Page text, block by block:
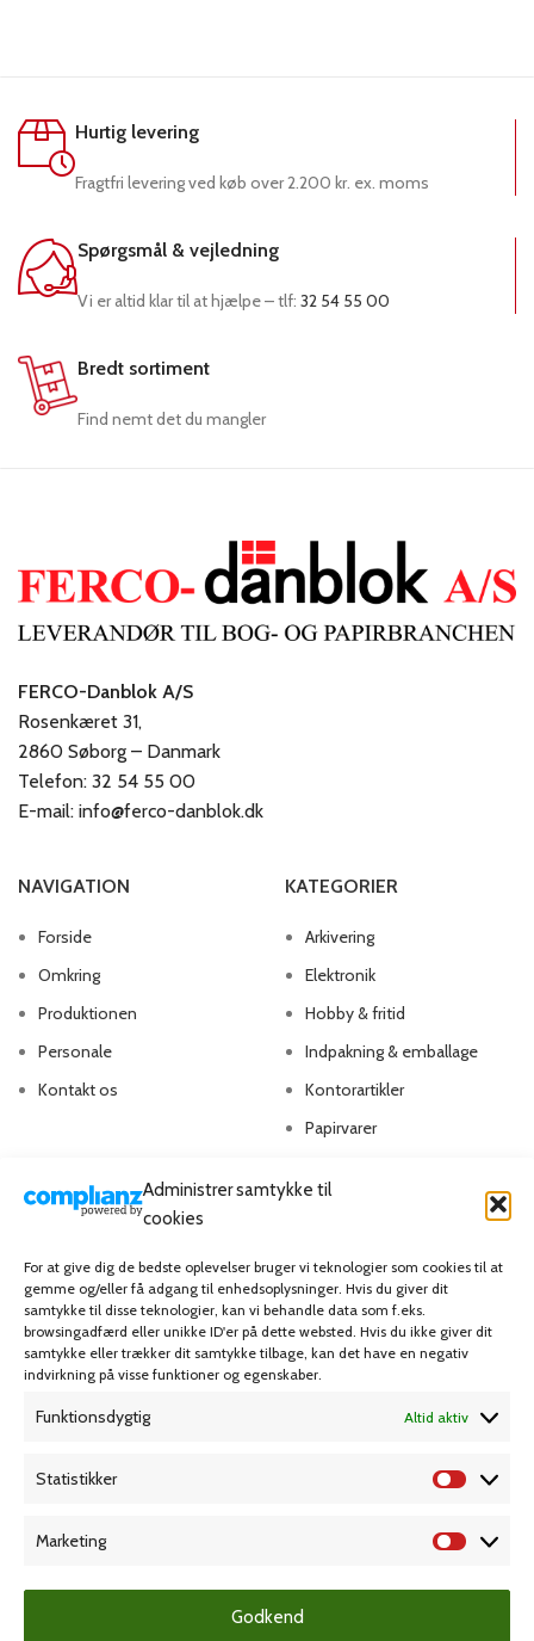
Administrer samtykke til
cookies
For at give dig de bedste oplevelser bruger vi teknologier som cookies til at
gemme og/eller få adgang til enhedsoplysninger. Hvis du giver dit
samtykke til disse teknologier, kan vi behandle data som f.eks.
browsingadfærd eller unikke ID'er på dette websted. Hvis du ikke giver dit
samtykke eller trækker dit samtykke tilbage, kan det have en negativ
indvirkning på visse funktioner og egenskaber.
Funktionsdygtig Altid aktiv
Statistikker
Marketing
Godkend
Hurtig levering
Fragtfri levering ved køb over 2.200 kr. ex. moms
Spørgsmål & vejledning
Vi er altid klar til at hjælpe – tlf: 32 54 55 00
Bredt sortiment
Find nemt det du mangler
FERCO-Danblok A/S
Rosenkæret 31,
2860 Søborg – Danmark
Telefon: 32 54 55 00
E-mail: info@ferco-danblok.dk
NAVIGATION
Forside
Omkring
Produktionen
Personale
Kontakt os
KATEGORIER
Arkivering
Elektronik
Hobby & fritid
Indpakning & emballage
Kontorartikler
Papirvarer
MIN KONTO
Kontoinformationer
Ordrer
KUNDESERVICE
Handelsbetingelser
Privatlivspolitik
Grafisk forlag